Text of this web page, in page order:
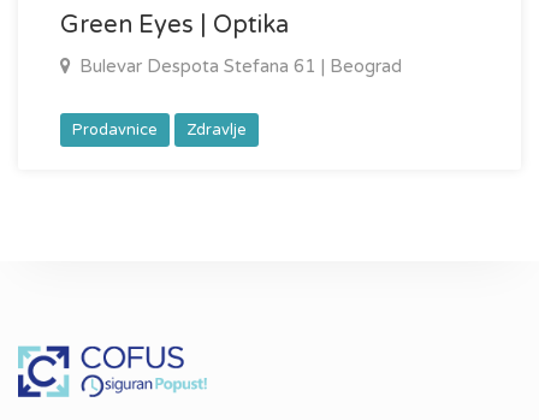
Green Eyes | Optika
Bulevar Despota Stefana 61 | Beograd
Prodavnice Zdravlje